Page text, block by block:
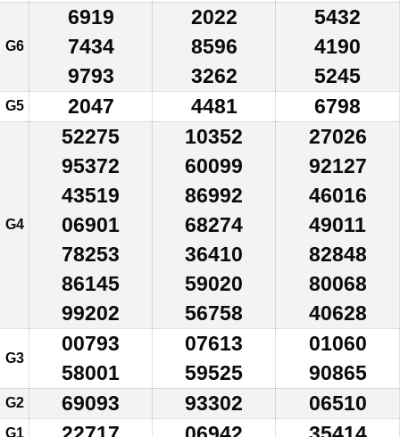
G6
6919
7434
9793
2022
8596
3262
5432
4190
5245
G5 2047 4481 6798
G4
52275
95372
43519
06901
78253
86145
99202
10352
60099
86992
68274
36410
59020
56758
27026
92127
46016
49011
82848
80068
40628
G3
00793
58001
07613
59525
01060
90865
G2 69093 93302 06510
G1